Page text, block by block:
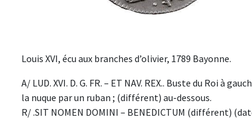
Louis XVI, écu aux branches d’olivier, 1789 Bayonne.
A/ LUD. XVI. D. G. FR. – ET NAV. REX.. Buste du Roi à
la nuque par un ruban ; (différent) au-dessous.
R/ .SIT NOMEN DOMINI – BENEDICTUM (différent)